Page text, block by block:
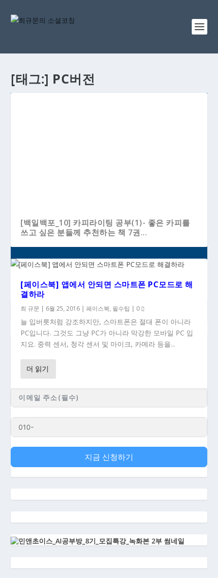
[태그:] PC버전
[백일백포_10] 카피라이팅 공부(1)- 좋은 카피를
쓰고 싶은 분들께 추천하는 책 7권...
[페이스북] 앱에서 안되면 스마트폰 PC모드로 해
결하라
최 규문 | 6월 25, 2016 |페이스북, 필수팁 | 0
늘 입버릇처럼 강조하지만, 스마트폰은 절대 폰이 아니라
PC입니다. 그것도 그냥 PC가 아니라 막강한 모바일 PC 입
지요. 중력 센서, 청각 센서 및 마이크, 카메라 등을...
더 읽기
### 새 글이 올라올 때 이메일로 받으시려면...
지금 신청하기